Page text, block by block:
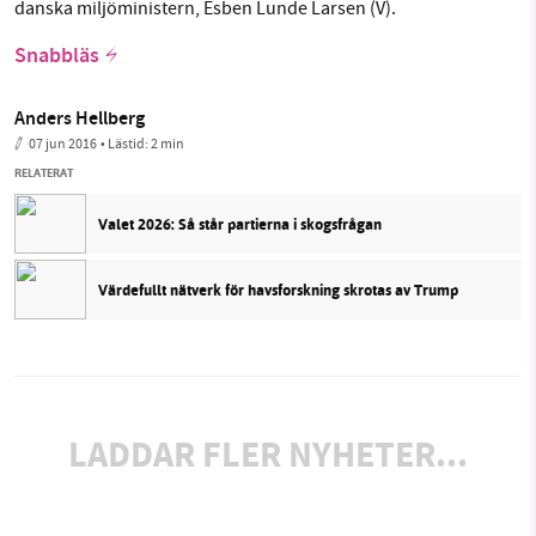
danska miljöministern, Esben Lunde Larsen (V).
Snabbläs
Anders Hellberg
07 jun 2016• Lästid:2 min
RELATERAT
Valet 2026: Så står partierna i skogsfrågan
Värdefullt nätverk för havsforskning skrotas av Trump
LADDAR FLER NYHETER...